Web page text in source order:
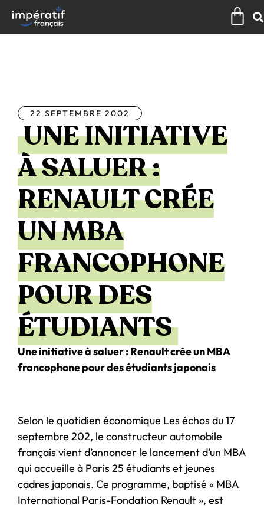
contenu
22 SEPTEMBRE 2002
UNE INITIATIVE
À SALUER :
RENAULT CRÉE
UN MBA
FRANCOPHONE
POUR DES
ÉTUDIANTS
Une initiative à saluer : Renault crée un MBA
francophone pour des étudiants japonais
Selon le quotidien économique Les échos du 17
septembre 202, le constructeur automobile
français vient d’annoncer le lancement d’un MBA
qui accueille à Paris 25 étudiants et jeunes
cadres japonais. Ce programme, baptisé « MBA
International Paris-Fondation Renault », est